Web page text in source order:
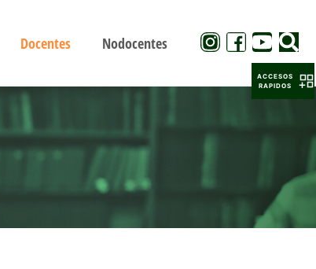
Docentes Nodocentes
ACCESOS
RAPIDOS